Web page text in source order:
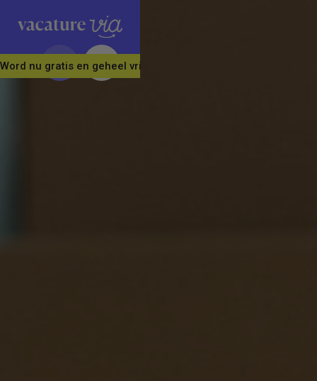
Word nu gratis en geheel vrijblijvend lid van ons Vacature Via